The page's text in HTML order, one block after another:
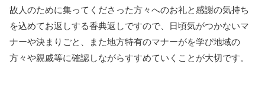
故人のために集ってくださった方々へのお礼と感謝の気持ち
を込めてお返しする香典返しですので、日頃気がつかないマ
ナーや決まりごと、また地方特有のマナーがを学び地域の
方々や親戚等に確認しながらすすめていくことが大切です。